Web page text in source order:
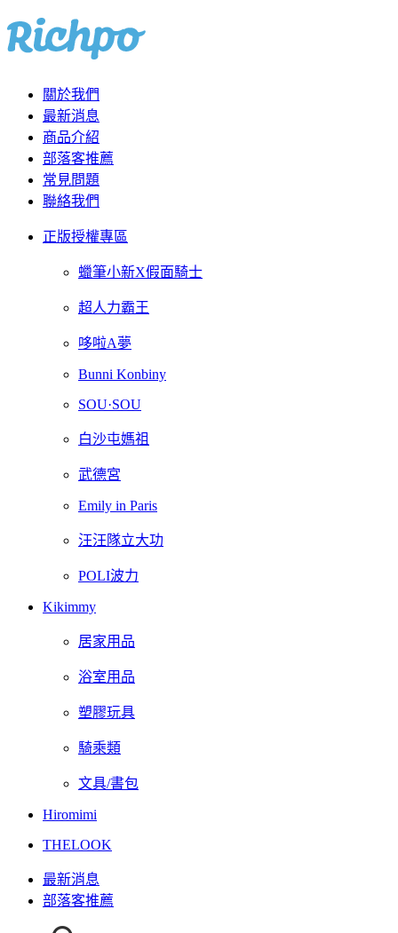
關於我們
最新消息
商品介紹
部落客推薦
常見問題
聯絡我們
正版授權專區
蠟筆小新X假面騎士
超人力霸王
哆啦A夢
Bunni Konbiny
SOU·SOU
白沙屯媽祖
武德宮
Emily in Paris
汪汪隊立大功
POLI波力
Kikimmy
居家用品
浴室用品
塑膠玩具
騎乘類
文具/書包
Hiromimi
THELOOK
最新消息
部落客推薦